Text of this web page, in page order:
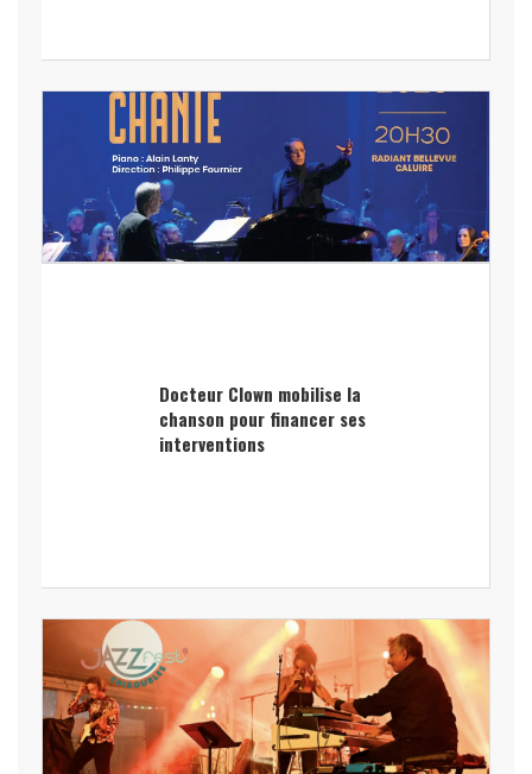
Docteur Clown mobilise la
chanson pour financer ses
interventions